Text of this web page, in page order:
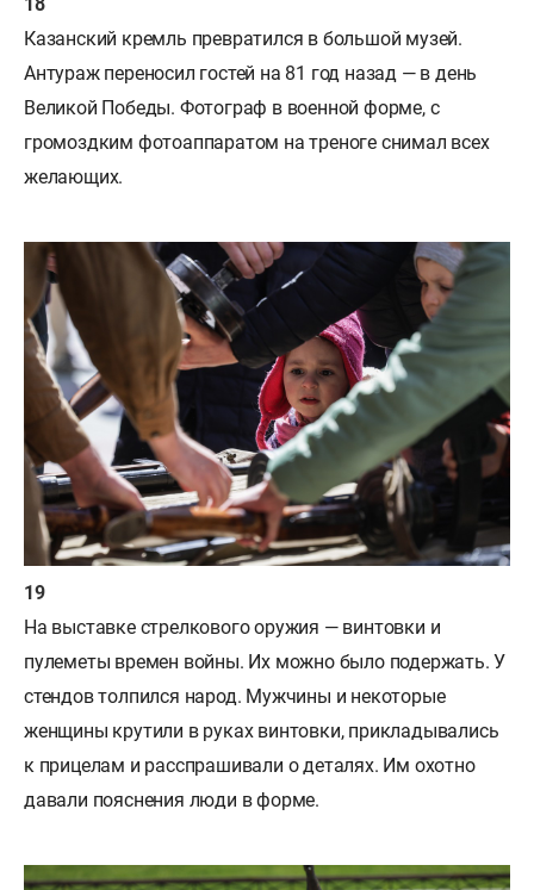
Казанский кремль превратился в большой музей.
Антураж переносил гостей на 81 год назад — в день
Великой Победы. Фотограф в военной форме, с
громоздким фотоаппаратом на треноге снимал всех
желающих.
На выставке стрелкового оружия — винтовки и
пулеметы времен войны. Их можно было подержать. У
стендов толпился народ. Мужчины и некоторые
женщины крутили в руках винтовки, прикладывались
к прицелам и расспрашивали о деталях. Им охотно
давали пояснения люди в форме.